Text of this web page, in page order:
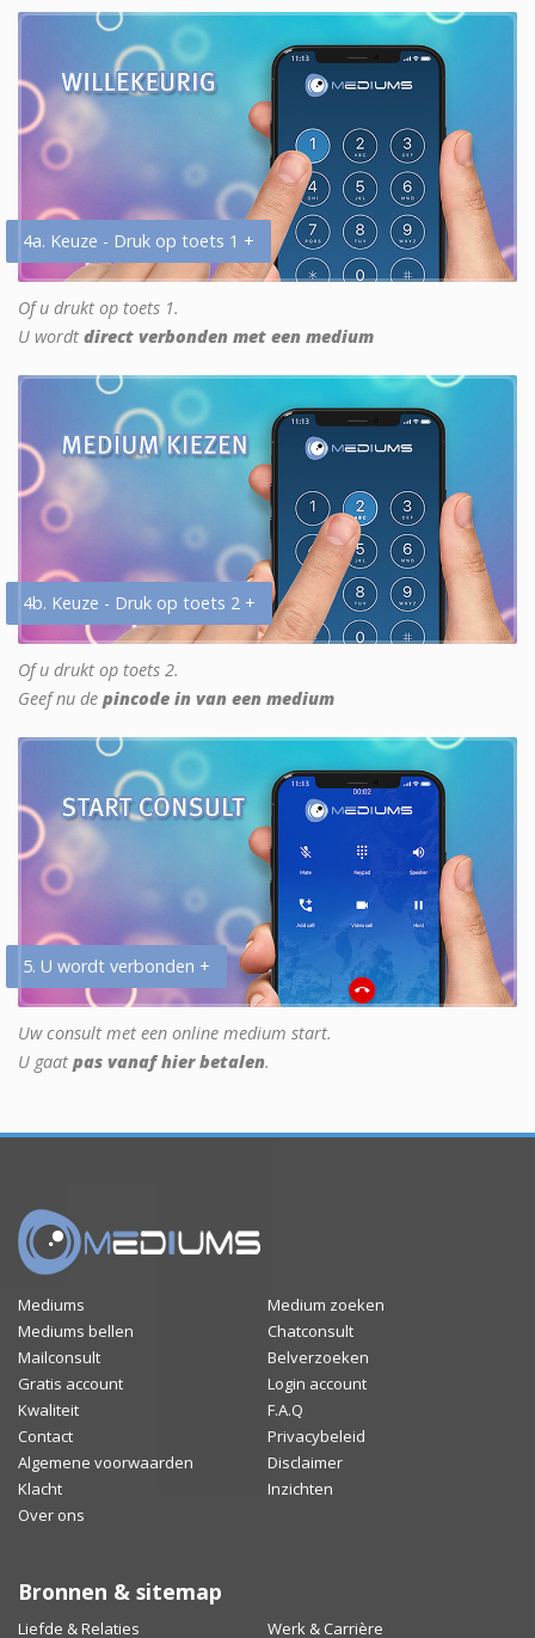
4a. Keuze - Druk op toets 1 +
Of u drukt op toets 1.
U wordt direct verbonden met een medium
4b. Keuze - Druk op toets 2 +
Of u drukt op toets 2.
Geef nu de pincode in van een medium
5. U wordt verbonden +
Uw consult met een online medium start.
U gaat pas vanaf hier betalen.
Mediums
Medium zoeken
Mediums bellen
Chatconsult
Mailconsult
Belverzoeken
Gratis account
Login account
Kwaliteit
F.A.Q
Contact
Privacybeleid
Algemene voorwaarden
Disclaimer
Klacht
Inzichten
Over ons
Bronnen & sitemap
Liefde & Relaties Werk & Carrière